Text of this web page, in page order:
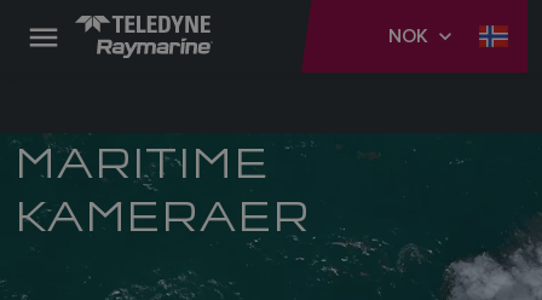
NOK
MARITIME
KAMERAER